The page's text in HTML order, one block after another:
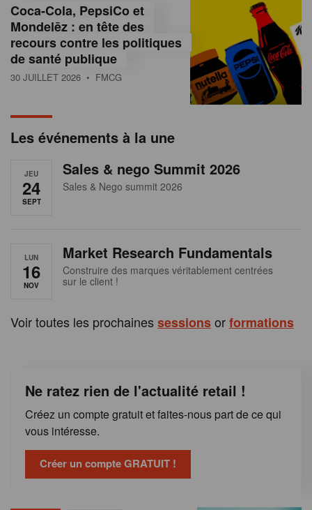
e
e
a
Coca-Cola, PepsiCo et
Mondelēz : en tête des
recours contre les politiques
de santé publique
30 JUILLET 2026 • FMCG
Les événements à la une
JEU
24
SEPT
Sales & nego Summit 2026
Sales & Nego summit 2026
LUN
16
NOV
Market Research Fundamentals
Construire des marques véritablement centrées
sur le client !
Voir toutes les prochaines sessionsorformations
Ne ratez rien de l'actualité retail !
Créez un compte gratuit et faites-nous part de ce qui
vous intéresse.
Créer un compte GRATUIT !